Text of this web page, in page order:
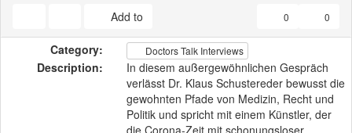
Add to 0
0
Category: Doctors Talk Interviews
Description:
In diesem außergewöhnlichen Gespräch
verlässt Dr. Klaus Schustereder bewusst die
gewohnten Pfade von Medizin, Recht und
Politik und spricht mit einem Künstler, der